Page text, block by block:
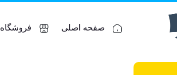
صفحه اصلی فروشگاه